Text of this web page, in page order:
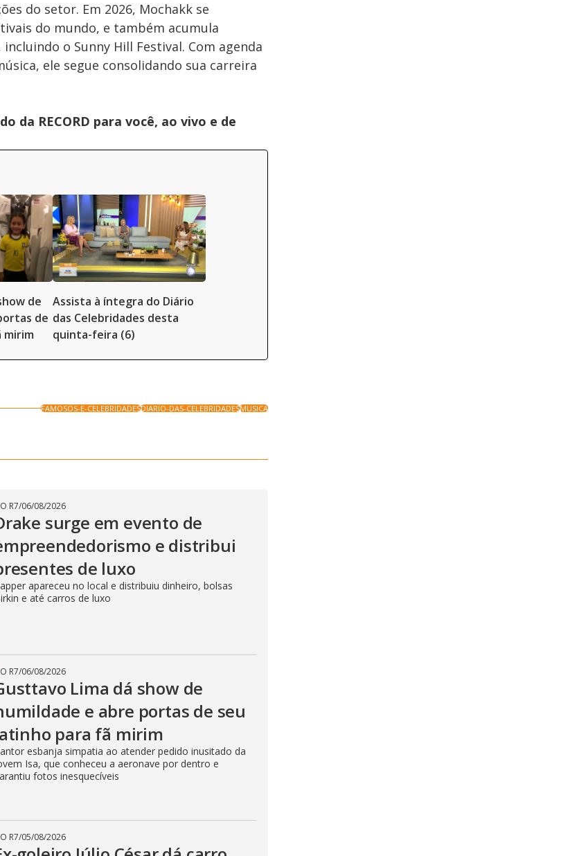
do setor. Em 2026, Mochakk se
do mundo, e também acumula
o Sunny Hill Festival. Com agenda
ele segue consolidando sua carreira
da RECORD para você, ao vivo e de
de
de
mirim
Assista à íntegra do Diário
das Celebridades desta
quinta-feira (6)
FAMOSOS-E-CELEBRIDADESDIARIO-DAS-CELEBRIDADESMUSICA
R7/06/08/2026
surge em evento de
e distribui
de luxo
apareceu no local e distribuiu dinheiro, bolsas
e até carros de luxo
R7/06/08/2026
Lima dá show de
e abre portas de seu
para fã mirim
esbanja simpatia ao atender pedido inusitado da
Isa, que conheceu a aeronave por dentro e
fotos inesquecíveis
R7/05/08/2026